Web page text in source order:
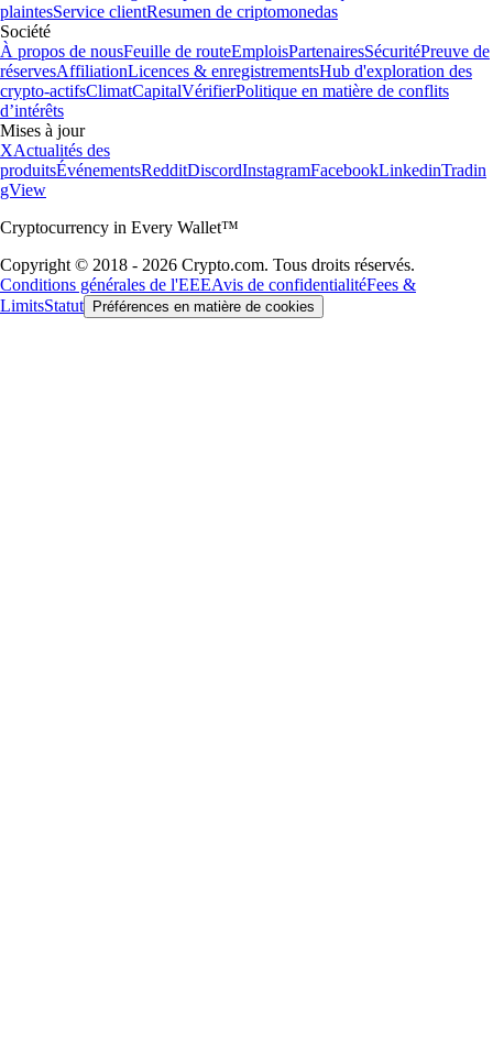
plaintesService clientResumen de criptomonedas
Société
À propos de nousFeuille de routeEmploisPartenairesSécuritéPreuve de
réservesAffiliationLicences & enregistrementsHub d'exploration des
crypto-actifsClimatCapitalVérifierPolitique en matière de conflits
d’intérêts
Mises à jour
XActualités des
produitsÉvénementsRedditDiscordInstagramFacebookLinkedinTradin
gView
Cryptocurrency in Every Wallet™
Copyright © 2018 - 2026 Crypto.com. Tous droits réservés.
Conditions générales de l'EEEAvis de confidentialitéFees &
LimitsStatut Préférences en matière de cookies